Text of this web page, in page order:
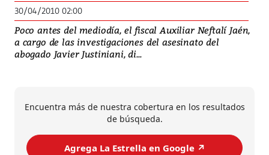
30/04/2010 02:00
Poco antes del mediodía, el fiscal Auxiliar Neftalí Jaén,
a cargo de las investigaciones del asesinato del
abogado Javier Justiniani, di...
Encuentra más de nuestra cobertura en los resultados
de búsqueda.
Agrega La Estrella en Google ↗️